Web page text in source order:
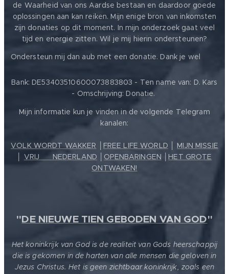
de Waarheid van ons Aardse bestaan en daardoor goede
oplossingen aan kan reiken. Mijn enige bron van inkomsten
zijn donaties op dit moment. In mijn onderzoek gaat veel
tijd en energie zitten. Wil je mij hierin ondersteunen?
Ondersteun mij dan aub met een donatie. Dank je wel
Bank: DE53403510600073883803 - Ten name van: D. Kars
- Omschrijving: Donatie.
Mijn informatie kun je vinden in de volgende Telegram
kanalen:
VOLK WORDT WAKKER FREE LIFE WORLD
MIJN MISSIE
VRIJ ❤️ NEDERLAND OPENBARINGEN
HET GROTE
ONTWAKEN!
"DE NIEUWE TIEN GEBODEN VAN GOD"
Het koninkrijk van God is de realiteit van Gods heerschappij
die is gekomen in de harten van alle mensen die geloven in
Jezus Christus. Het is geen zichtbaar koninkrijk, zoals een